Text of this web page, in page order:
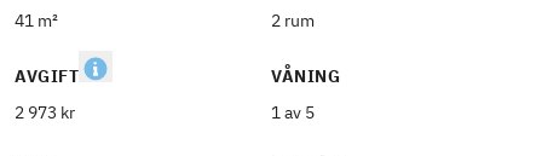
41 m²
2 rum
AVGIFT
2 973 kr
VÅNING
1 av 5